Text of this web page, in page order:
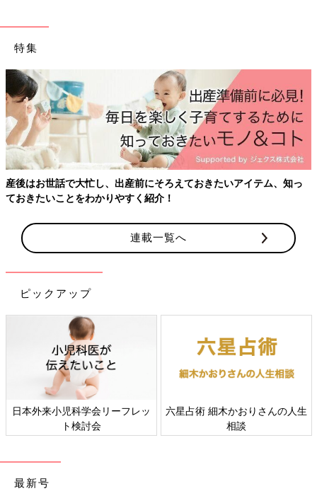
鮭のゆでみそ焼き 作り方・レシピ 離乳
食完了期1歳 ～1歳6ヶ月ごろ
1歳～1歳6ヶ月ごろから使える、魚、肉、豆腐
などタンパク質を含む食材を使った、体をつく
るタンパク質のレシピをご紹介。鮭のゆでみそ
フルーツのせコーンフレーク 作り方・
レシピ 離乳食完了期1歳 ～1歳6ヶ月ごろ
1歳～1歳6ヶ月ごろから使える、米、めん、パ
ー源になる炭水化物のレシピをご紹介。フルー
ツのせコーンフレーク
離乳完了期 1才～1才6カ月ごろ「うどん」のレシピ
離乳食完了期1歳 ～1歳6ヶ月ごろ
1歳～1歳6ヶ月ごろから使える、米、めん、パ
ンなど炭水化物を含む食材を使った、エネルギ
特集
産後はお世話で大忙し、出産前にそろえておきたいアイテム、知っ
ておきたいことをわかりやすく紹介！
連載一覧へ
ピックアップ
日本外来小児科学会リーフレッ
ト検討会
六星占術 細木かおりさんの人生
相談
最新号